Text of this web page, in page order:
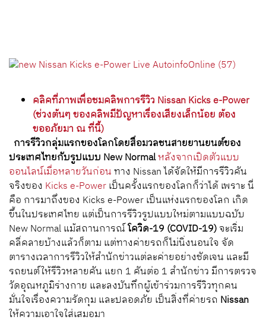
คลิคที่ภาพเพื่อชมคลิพการรีวิว Nissan Kicks e-Power
(ช่วงต้นๆ ของคลิพมีปัญหาเรื่องเสียงเล็กน้อย ต้อง
ขออภัยมา ณ ที่นี้)
การรีวิวกลุ่มแรกของโลกโดยสื่อมวลชนสายยานยนต์ของ
ประเทศไทยกับรูปแบบ New Normalหลังจากเปิดตัวแบบ
ออนไลน์เมื่อหลายวันก่อนทาง Nissan ได้จัดให้มีการรีวิวคัน
จริงของ Kicks e-Powerเป็นครั้งแรกของโลกก็ว่าได้ เพราะ นี่
คือ การมาถึงของ Kicks e-Power เป็นแห่งแรกของโลก เกิด
ขึ้นในประเทศไทย แต่เป็นการรีวิวรูปแบบใหม่ตามแบบฉบับ
New Normal แม้สถานการณ์โควิด-19 (COVID-19)จะเริ่ม
คลี่คลายบ้างแล้วก็ตาม แต่ทางค่ายรถก็ไม่นิ่งนอนใจ จัด
ตารางเวลาการรีวิวให้สำนักข่าวแต่ละค่ายอย่างชัดเจน และมี
รถยนต์ให้รีวิวหลายคัน แยก 1 คันต่อ 1 สำนักข่าว มีการตรวจ
วัดอุณหภูมิร่างกาย และลงบันทึกผู้เข้าร่วมการรีวิวทุกคน
มั่นใจเรื่องความรัดกุม และปลอดภัย เป็นสิ่งที่ค่ายรถ Nissan
ให้ความเอาใจใส่เสมอมา